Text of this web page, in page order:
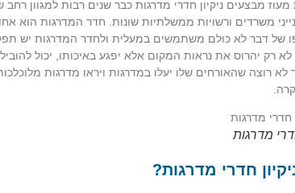
מבצעים ניקיון חדרי מדרגות כבר שנים רבות למגוון רחב
משרדים ורשויות ממשלתיות שונות. חדר המדרגות הוא
של דבר לא כולם משתמשים במעלית ולחדר המדרגות יש
לא רק יהרוס את נראות המקום אלא יפגע באיכותו, יכול
לא רוצה שהאורחים שלו יעלו במדרגות ויראו מדרגות
מדרגות
חדרי מדרגות?